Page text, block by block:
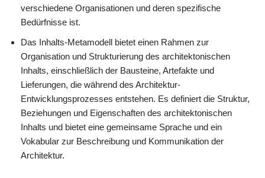
verschiedene Organisationen und deren spezifische
Bedürfnisse ist.
Das Inhalts-Metamodell bietet einen Rahmen zur
Organisation und Strukturierung des architektonischen
Inhalts, einschließlich der Bausteine, Artefakte und
Lieferungen, die während des Architektur-
Entwicklungsprozesses entstehen. Es definiert die Struktur,
Beziehungen und Eigenschaften des architektonischen
Inhalts und bietet eine gemeinsame Sprache und ein
Vokabular zur Beschreibung und Kommunikation der
Architektur.